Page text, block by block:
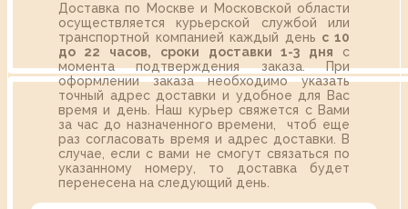
Доставка по Москве и Московской области
осуществляется курьерской службой или
транспортной компанией каждый день с 10
до 22 часов,
сроки доставки 1-3 дня с
момента подтверждения заказа. При
оформлении заказа необходимо указать
точный адрес доставки и удобное для Вас
время и день. Наш курьер свяжется с Вами
за час до назначенного времени, чтоб еще
раз согласовать время и адрес доставки. В
случае, если с вами не смогут связаться по
указанному номеру, то доставка будет
перенесена на следующий день.